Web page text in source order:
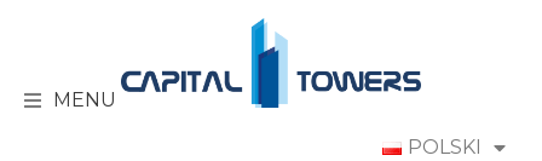
MENU
POLSKI